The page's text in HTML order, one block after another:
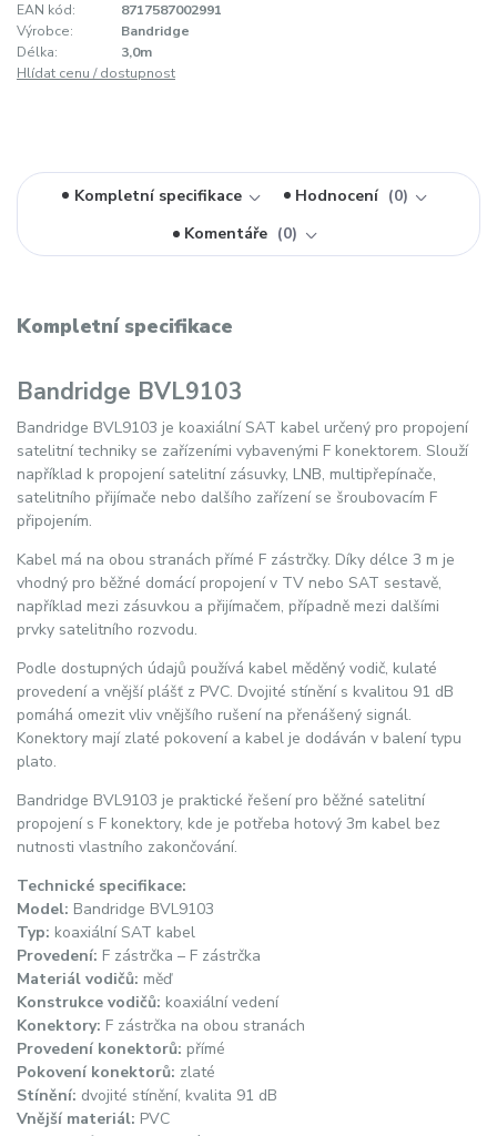
EAN kód:
8717587002991
Výrobce:
Bandridge
Délka:
3,0m
Hlídat cenu / dostupnost
Kompletní specifikace Hodnocení
0
Komentáře
0
Kompletní specifikace
Bandridge BVL9103
Bandridge BVL9103 je koaxiální SAT kabel určený pro propojení
satelitní techniky se zařízeními vybavenými F konektorem. Slouží
například k propojení satelitní zásuvky, LNB, multipřepínače,
satelitního přijímače nebo dalšího zařízení se šroubovacím F
připojením.
Kabel má na obou stranách přímé F zástrčky. Díky délce 3 m je
vhodný pro běžné domácí propojení v TV nebo SAT sestavě,
například mezi zásuvkou a přijímačem, případně mezi dalšími
prvky satelitního rozvodu.
Podle dostupných údajů používá kabel měděný vodič, kulaté
provedení a vnější plášť z PVC. Dvojité stínění s kvalitou 91 dB
pomáhá omezit vliv vnějšího rušení na přenášený signál.
Konektory mají zlaté pokovení a kabel je dodáván v balení typu
plato.
Bandridge BVL9103 je praktické řešení pro běžné satelitní
propojení s F konektory, kde je potřeba hotový 3m kabel bez
nutnosti vlastního zakončování.
Technické specifikace:
Model: Bandridge BVL9103
Typ: koaxiální SAT kabel
Provedení: F zástrčka – F zástrčka
Materiál vodičů: měď
Konstrukce vodičů: koaxiální vedení
Konektory: F zástrčka na obou stranách
Provedení konektorů: přímé
Pokovení konektorů: zlaté
Stínění: dvojité stínění, kvalita 91 dB
Vnější materiál: PVC